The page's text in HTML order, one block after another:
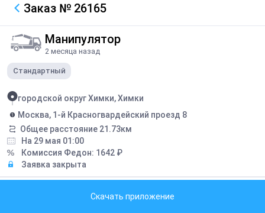
Заказ № 26165
Манипулятор
2 месяца назад
Стандартный
городской округ Химки, Химки
Москва, 1-й Красногвардейский проезд 8
Общее расстояние 21.73км
На 29 мая 01:00
Комиссия Федон: 1642 ₽
Заявка закрыта
Грузоподъемность стрелы:3 тонн
Скачать приложение